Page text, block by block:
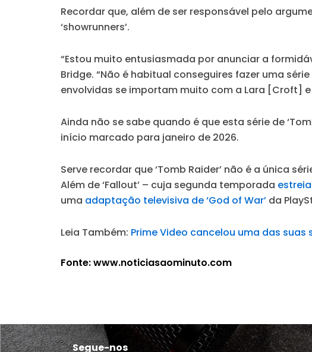
Recordar que, além de ser responsável pelo
‘showrunners’.
“Estou muito entusiasmada por anunciar a
Bridge. “Não é habitual conseguires fazer uma
envolvidas se importam muito com a Lara [Croft]
Ainda não se sabe quando é que esta série de
início marcado para janeiro de 2026.
Serve recordar que ‘Tomb Raider’ não é a única
Além de ‘Fallout’ – cuja segunda temporada
uma adaptação televisiva de ‘God of War’ da
Leia Também: Prime Video cancelou uma das
Fonte: www.noticiasaominuto.com
Segue-nos